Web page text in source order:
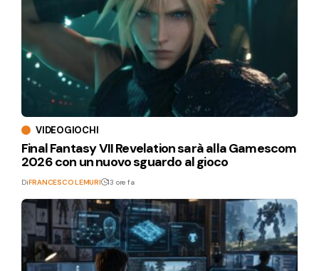
VIDEOGIOCHI
Final Fantasy VII Revelation sarà alla Gamescom
2026 con un nuovo sguardo al gioco
DiFRANCESCO LEMURI 13 ore fa